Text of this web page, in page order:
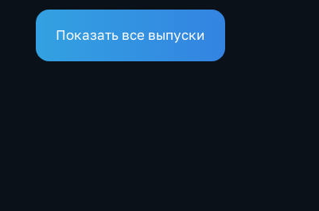
Показать все выпуски